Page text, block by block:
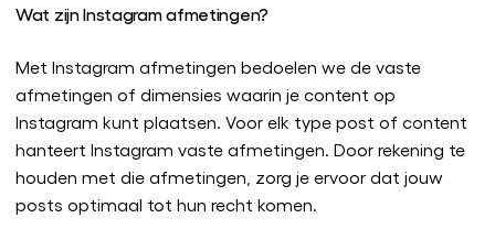
Wat zijn Instagram afmetingen?
Met Instagram afmetingen bedoelen we de vaste
afmetingen of dimensies waarin je content op
Instagram kunt plaatsen. Voor elk type post of content
hanteert Instagram vaste afmetingen. Door rekening te
houden met die afmetingen, zorg je ervoor dat jouw
posts optimaal tot hun recht komen.